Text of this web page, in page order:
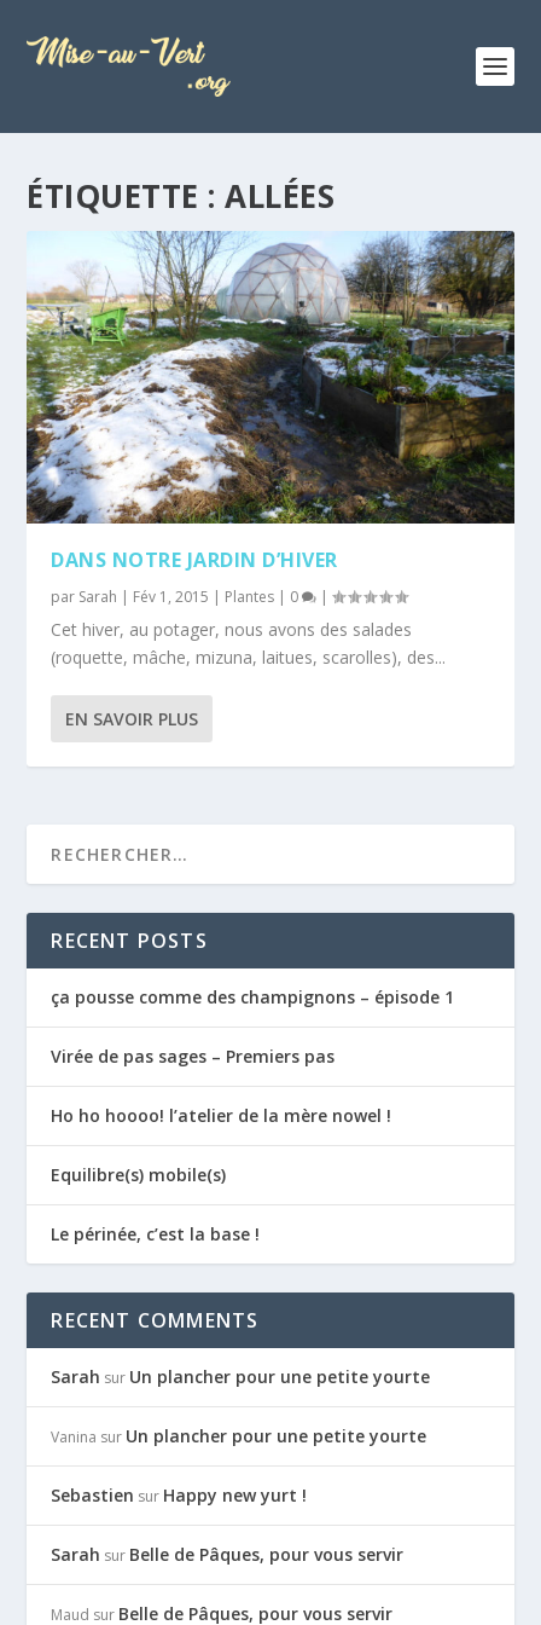
ÉTIQUETTE :ALLÉES
DANS NOTRE JARDIN D’HIVER
par Sarah | Fév 1, 2015 | Plantes | 0 |
Cet hiver, au potager, nous avons des salades
(roquette, mâche, mizuna, laitues, scarolles), des...
EN SAVOIR PLUS
RECENT POSTS
ça pousse comme des champignons – épisode 1
Virée de pas sages – Premiers pas
Ho ho hoooo! l’atelier de la mère nowel !
Equilibre(s) mobile(s)
Le périnée, c’est la base !
RECENT COMMENTS
Sarah sur Un plancher pour une petite yourte
Vanina sur Un plancher pour une petite yourte
Sebastien sur Happy new yurt !
Sarah sur Belle de Pâques, pour vous servir
Maud sur Belle de Pâques, pour vous servir